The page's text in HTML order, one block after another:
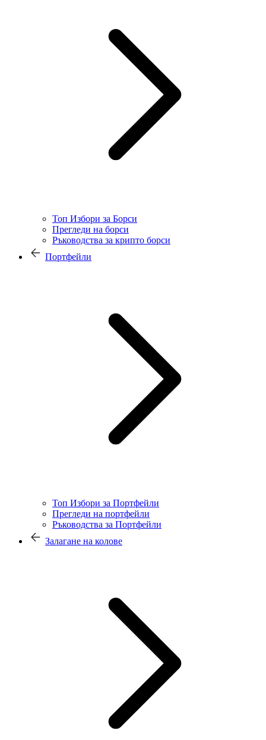
Топ Избори за Борси
Прегледи на борси
Ръководства за крипто борси
Портфейли
Топ Избори за Портфейли
Прегледи на портфейли
Ръководства за Портфейли
Залагане на колове